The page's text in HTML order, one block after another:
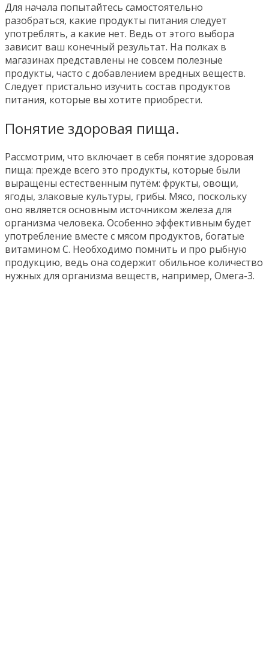
Для начала попытайтесь самостоятельно
разобраться, какие продукты питания следует
употреблять, а какие нет. Ведь от этого выбора
зависит ваш конечный результат. На полках в
магазинах представлены не совсем полезные
продукты, часто с добавлением вредных веществ.
Следует пристально изучить состав продуктов
питания, которые вы хотите приобрести.
Понятие здоровая пища.
Рассмотрим, что включает в себя понятие здоровая
пища: прежде всего это продукты, которые были
выращены естественным путём: фрукты, овощи,
ягоды, злаковые культуры, грибы. Мясо, поскольку
оно является основным источником железа для
организма человека. Особенно эффективным будет
употребление вместе с мясом продуктов, богатые
витамином С. Необходимо помнить и про рыбную
продукцию, ведь она содержит обильное количество
нужных для организма веществ, например, Омега-3.